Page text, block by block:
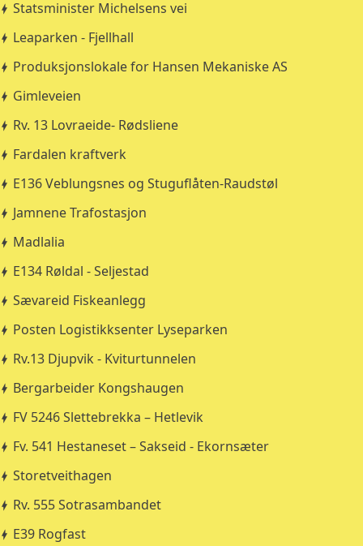
Statsminister Michelsens vei
Leaparken - Fjellhall
Produksjonslokale for Hansen Mekaniske AS
Gimleveien
Rv. 13 Lovraeide- Rødsliene
Fardalen kraftverk
E136 Veblungsnes og Stuguflåten-Raudstøl
Jamnene Trafostasjon
Madlalia
E134 Røldal - Seljestad
Sævareid Fiskeanlegg
Posten Logistikksenter Lyseparken
Rv.13 Djupvik - Kviturtunnelen
Bergarbeider Kongshaugen
FV 5246 Slettebrekka – Hetlevik
Fv. 541 Hestaneset – Sakseid - Ekornsæter
Storetveithagen
Rv. 555 Sotrasambandet
E39 Rogfast